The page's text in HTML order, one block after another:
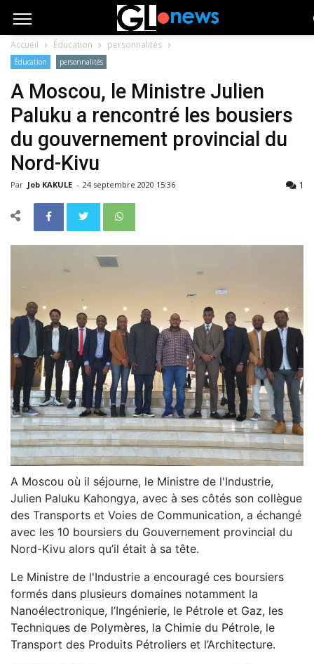
Accueil Éducation personnalités
Éducation personnalités
A Moscou, le Ministre Julien
Paluku a rencontré les bousiers
du gouvernement provincial du
Nord-Kivu
Par Job KAKULE - 24 septembre 2020 15:36 1
A Moscou où il séjourne, le Ministre de l'Industrie,
Julien Paluku Kahongya, avec à ses côtés son collègue
des Transports et Voies de Communication, a échangé
avec les 10 boursiers du Gouvernement provincial du
Nord-Kivu alors qu’il était à sa tête.
Le Ministre de l'Industrie a encouragé ces boursiers
formés dans plusieurs domaines notamment la
Nanoélectronique, l’Ingénierie, le Pétrole et Gaz, les
Techniques de Polymères, la Chimie du Pétrole, le
Transport des Produits Pétroliers et l’Architecture.